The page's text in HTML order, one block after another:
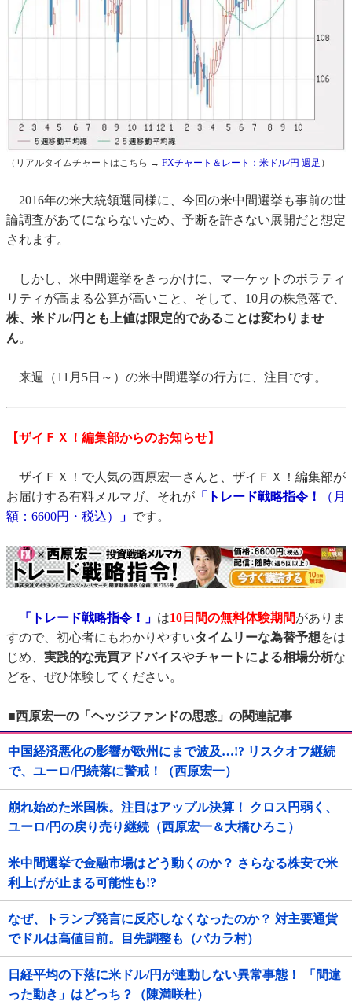
（リアルタイムチャートはこちら → FXチャート＆レート：米ドル/円 週足 ）
2016年の米大統領選同様に、今回の米中間選挙も事前の世
論調査があてにならないため、予断を許さない展開だと想定
されます。
しかし、米中間選挙をきっかけに、マーケットのボラティ
リティが高まる公算が高いこと、そして、10月の株急落で、
株、米ドル/円とも上値は限定的であることは変わりませ
ん。
来週（11月5日～）の米中間選挙の行方に、注目です。
【ザイＦＸ！編集部からのお知らせ】
ザイＦＸ！で人気の西原宏一さんと、ザイＦＸ！編集部が
お届けする有料メルマガ、それが 「トレード戦略指令！
（月
額：6600円・税込）
」 です。
「トレード戦略指令！」 は10日間の無料体験期間がありま
すので、初心者にもわかりやすいタイムリーな為替予想をは
じめ、 実践的な売買アドバイスやチャートによる相場分析な
どを、ぜひ体験してください。
■西原宏一の「ヘッジファンドの思惑」の関連記事
中国経済悪化の影響が欧州にまで波及…!? リスクオフ継続
で、ユーロ/円続落に警戒！（西原宏一）
崩れ始めた米国株。注目はアップル決算！ クロス円弱く、
ユーロ/円の戻り売り継続（西原宏一＆大橋ひろこ）
米中間選挙で金融市場はどう動くのか？ さらなる株安で米
利上げが止まる可能性も!?
なぜ、トランプ発言に反応しなくなったのか？ 対主要通貨
でドルは高値目前。目先調整も（バカラ村）
日経平均の下落に米ドル/円が連動しない異常事態！ 「間違
った動き」はどっち？（陳満咲杜）